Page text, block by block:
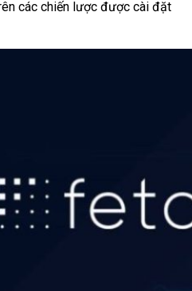
các chiến lược được cài đặt